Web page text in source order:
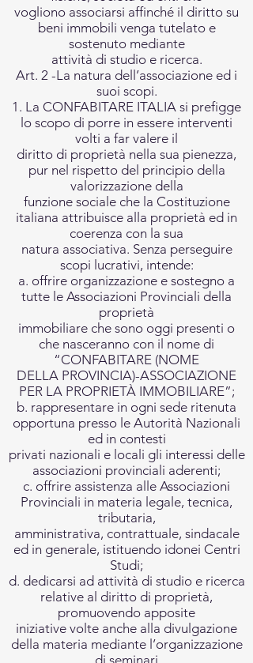
vogliono associarsi affinché il diritto su
beni immobili venga tutelato e
sostenuto mediante
attività di studio e ricerca.
Art. 2 -La natura dell’associazione ed i
suoi scopi.
1. La CONFABITARE ITALIA si prefigge
lo scopo di porre in essere interventi
volti a far valere il
diritto di proprietà nella sua pienezza,
pur nel rispetto del principio della
valorizzazione della
funzione sociale che la Costituzione
italiana attribuisce alla proprietà ed in
coerenza con la sua
natura associativa. Senza perseguire
scopi lucrativi, intende:
a. offrire organizzazione e sostegno a
tutte le Associazioni Provinciali della
proprietà
immobiliare che sono oggi presenti o
che nasceranno con il nome di
“CONFABITARE (NOME
DELLA PROVINCIA)-ASSOCIAZIONE
PER LA PROPRIETÀ IMMOBILIARE”;
b. rappresentare in ogni sede ritenuta
opportuna presso le Autorità Nazionali
ed in contesti
privati nazionali e locali gli interessi delle
associazioni provinciali aderenti;
c. offrire assistenza alle Associazioni
Provinciali in materia legale, tecnica,
tributaria,
amministrativa, contrattuale, sindacale
ed in generale, istituendo idonei Centri
Studi;
d. dedicarsi ad attività di studio e ricerca
relative al diritto di proprietà,
promuovendo apposite
iniziative volte anche alla divulgazione
della materia mediante l’organizzazione
di seminari